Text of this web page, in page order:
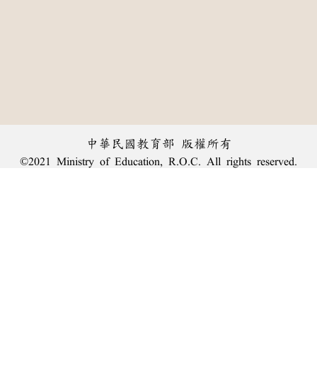
中華民國教育部 版權所有
©2021 Ministry of Education, R.O.C. All rights reserved.